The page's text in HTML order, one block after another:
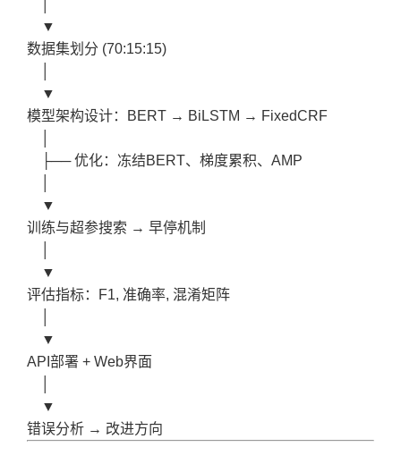
    ▼
数据集划分 (70:15:15)
    ▼
模型架构设计：BERT → BiLSTM → FixedCRF
    ├── 优化：冻结BERT、梯度累积、AMP
    ▼
训练与超参搜索 → 早停机制
    ▼
评估指标：F1, 准确率, 混淆矩阵
    ▼
API部署 + Web界面
    ▼